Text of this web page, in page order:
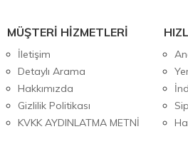
MÜŞTERİ HİZMETLERİ
İletişim
Detaylı Arama
Hakkımızda
Gizlilik Politikası
KVKK AYDINLATMA METNİ